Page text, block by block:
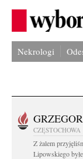
Nekrologi
CZĘSTOCHOWA
Z żalem
Lipowskiego